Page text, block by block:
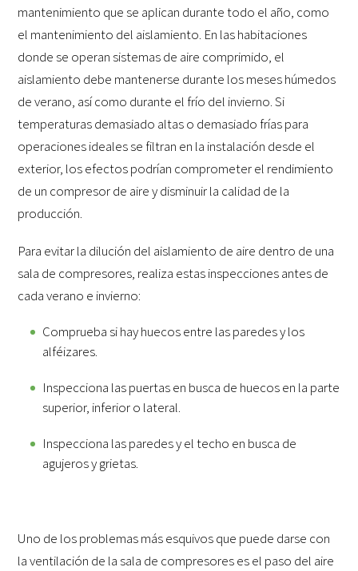
mantenimiento que se aplican durante todo el año, como
el mantenimiento del aislamiento. En las habitaciones
donde se operan sistemas de aire comprimido, el
aislamiento debe mantenerse durante los meses húmedos
de verano, así como durante el frío del invierno. Si
temperaturas demasiado altas o demasiado frías para
operaciones ideales se filtran en la instalación desde el
exterior, los efectos podrían comprometer el rendimiento
de un compresor de aire y disminuir la calidad de la
producción.
Para evitar la dilución del aislamiento de aire dentro de una
sala de compresores, realiza estas inspecciones antes de
cada verano e invierno:
Comprueba si hay huecos entre las paredes y los
alféizares.
Inspecciona las puertas en busca de huecos en la parte
superior, inferior o lateral.
Inspecciona las paredes y el techo en busca de
agujeros y grietas.
Uno de los problemas más esquivos que puede darse con
la ventilación de la sala de compresores es el paso del aire